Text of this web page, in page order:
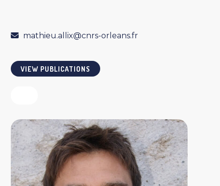
mathieu.allix@cnrs-orleans.fr
VIEW PUBLICATIONS